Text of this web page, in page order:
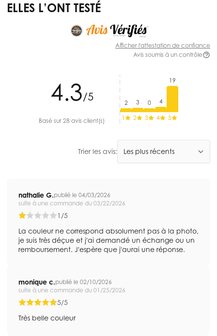
ELLES L’ONT TESTÉ
Afficher l'attestation de confiance
Avis soumis à un contrôle
4.3/5
Basé sur 28 avis client(s)
2
1
3
2
0
3
4
4
19
5
Trier les avis:
nathalie G.publié le 04/03/2026
suite à une commande du 03/22/2026
1/5
La couleur ne correspond absolument pas à la photo,
je suis très déçue et j'ai demandé un échange ou un
remboursement. J'espère que j'aurai une réponse.
monique c.publié le 02/10/2026
suite à une commande du 01/25/2026
5/5
Très belle couleur